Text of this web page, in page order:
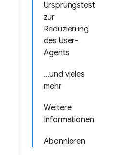
Ursprungstest
zur
Reduzierung
des User-
Agents
…und vieles
mehr
Weitere
Informationen
Abonnieren